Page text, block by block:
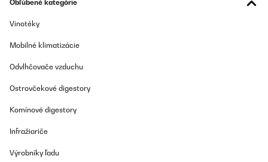
23/12/2023
Habe dieses Gerät nun schon fast ein Jahr in Benutzung und bin
des hohen Preises, aber nachdem dann mein alte
mehr anders.Und ich wollte v.a. eine robuste und kräftige
Maschine zur häufigen, regelmäßigen Verwendung,
weiterverarbeite zu Sojaghurt); und v.a. wollte ich keinen
dieser Belastung brüchig wird, so wie bei meinem alten Gerät
mich begeistert ist, dass diese Maschine alles enorm fein
oder Getreide. Alles ist am Ende so fein, dass man schon ein
extrem feines Sieb benötigt, um damit noch etwas herausfiltern
Obľúbené kategórie
Vinotéky
Mobilné klimatizácie
Odvlhčovače vzduchu
Ostrovčekové digestory
Komínové digestory
Infražiariče
Výrobníky ľadu